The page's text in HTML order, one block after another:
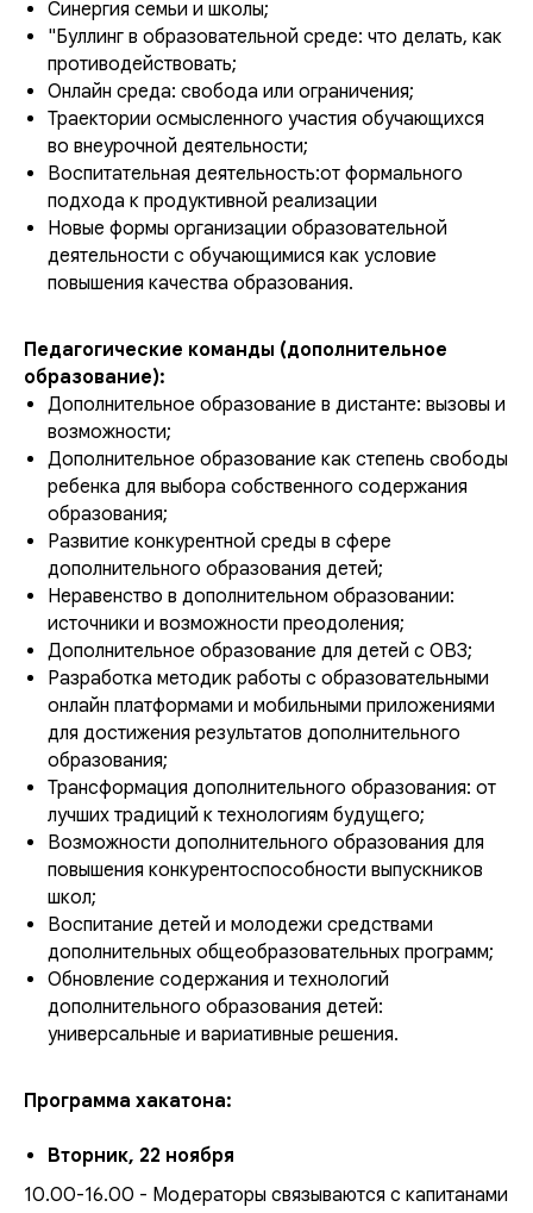
Синергия семьи и школы;
"Буллинг в образовательной среде: что делать, как
противодействовать;
Онлайн среда: свобода или ограничения;
Траектории осмысленного участия обучающихся
во внеурочной деятельности;
Воспитательная деятельность:от формального
подхода к продуктивной реализации
Новые формы организации образовательной
деятельности с обучающимися как условие
повышения качества образования.
Педагогические команды (дополнительное
образование):
Дополнительное образование в дистанте: вызовы и
возможности;
Дополнительное образование как степень свободы
ребенка для выбора собственного содержания
образования;
Развитие конкурентной среды в сфере
дополнительного образования детей;
Неравенство в дополнительном образовании:
источники и возможности преодоления;
Дополнительное образование для детей с ОВЗ;
Разработка методик работы с образовательными
онлайн платформами и мобильными приложениями
для достижения результатов дополнительного
образования;
Трансформация дополнительного образования: от
лучших традиций к технологиям будущего;
Возможности дополнительного образования для
повышения конкурентоспособности выпускников
школ;
Воспитание детей и молодежи средствами
дополнительных общеобразовательных программ;
Обновление содержания и технологий
дополнительного образования детей:
универсальные и вариативные решения.
Программа хакатона:
Вторник, 22 ноября
10.00-16.00 - Модераторы связываются с капитанами